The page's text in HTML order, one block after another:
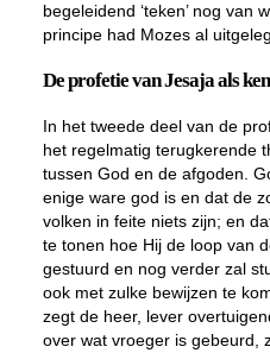
begeleidend ‘teken’ nog van
principe had Mozes al
De profetie van Jesaja als
In het tweede deel van de
het regelmatig terugkerende
tussen God en de afgoden.
enige ware god is en dat de
volken in feite niets zijn; en
te tonen hoe Hij de loop van
gestuurd en nog verder zal
ook met zulke bewijzen te
zegt de heer, lever
over wat vroeger is gebeurd,